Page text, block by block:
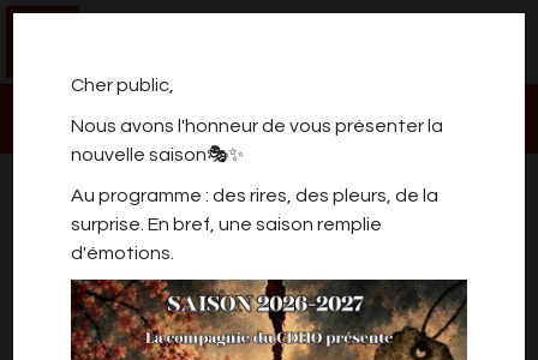
Cher public,
Nous avons l'honneur de vous présenter la
nouvelle saison🎭✨
Au programme : des rires, des pleurs, de la
surprise. En bref, une saison remplie
d'émotions.
JUSTE LA FIN DU MONDE